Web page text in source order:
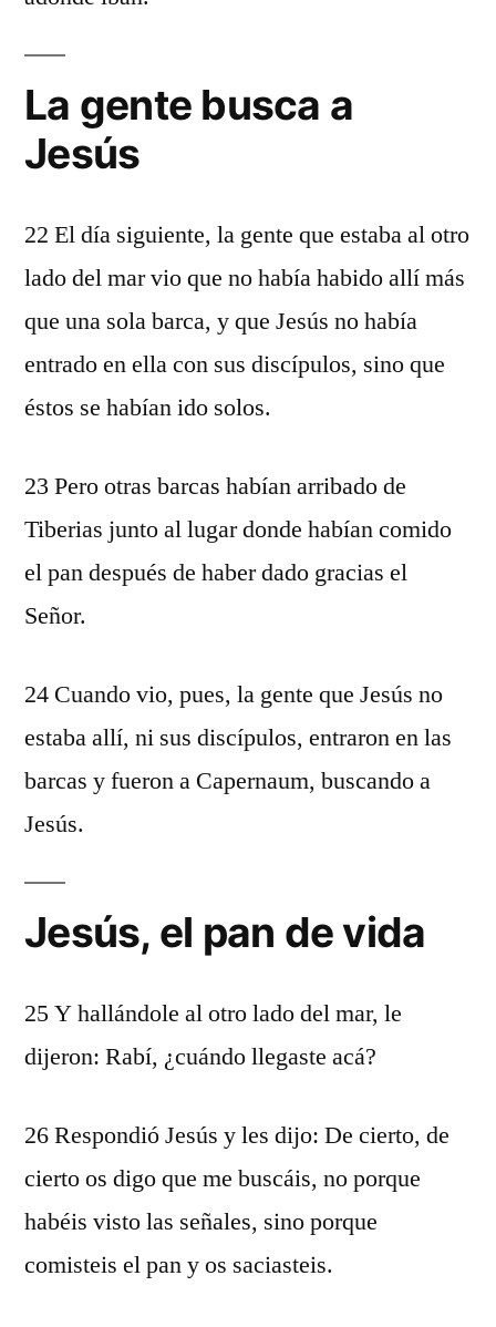
La gente busca a
Jesús
22 El día siguiente, la gente que estaba al otro
lado del mar vio que no había habido allí más
que una sola barca, y que Jesús no había
entrado en ella con sus discípulos, sino que
éstos se habían ido solos.
23 Pero otras barcas habían arribado de
Tiberias junto al lugar donde habían comido
el pan después de haber dado gracias el
Señor.
24 Cuando vio, pues, la gente que Jesús no
estaba allí, ni sus discípulos, entraron en las
barcas y fueron a Capernaum, buscando a
Jesús.
Jesús, el pan de vida
25 Y hallándole al otro lado del mar, le
dijeron: Rabí, ¿cuándo llegaste acá?
26 Respondió Jesús y les dijo: De cierto, de
cierto os digo que me buscáis, no porque
habéis visto las señales, sino porque
comisteis el pan y os saciasteis.